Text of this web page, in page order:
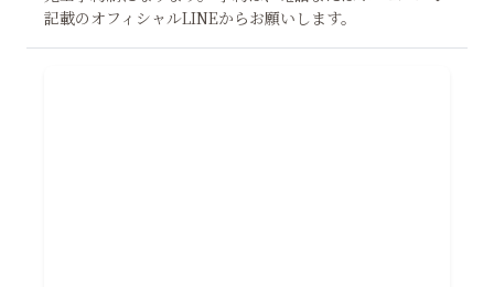
記載のオフィシャルLINEからお願いします。